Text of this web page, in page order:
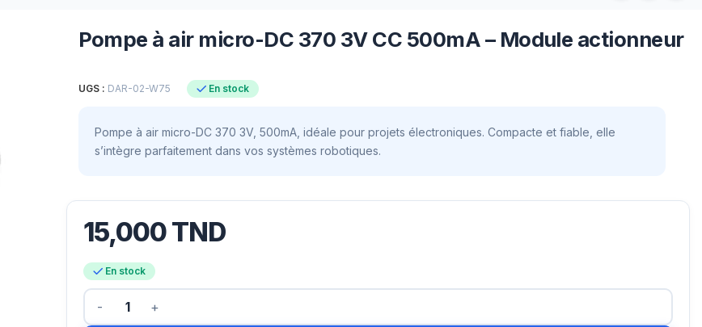
Pompe à air micro-DC 370 3V CC 500mA – Module actionneur
UGS : DAR-02-W75 En stock
Pompe à air micro-DC 370 3V, 500mA, idéale pour projets électroniques. Compacte et fiable, elle
s’intègre parfaitement dans vos systèmes robotiques.
15,000TND
En stock